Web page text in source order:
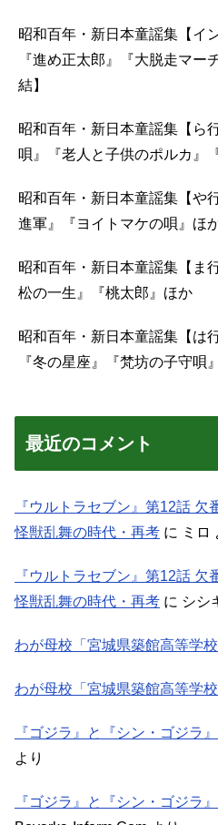
昭和百年・新日本童謡集【イ
『進め正太郎』『大脱走マー
結】
昭和百年・新日本童謡集【ら
唄』『老人と子供のポルカ』
昭和百年・新日本童謡集【や
進軍』『ヨイトマケの唄』ほ
昭和百年・新日本童謡集【ま
松の一生』『桃太郎』ほか
昭和百年・新日本童謡集【は
『冬の星座』『梵坊の子守唄
最近のコメント
『ウルトラセブン』第12話
怪獣乱舞の時代・再考 に ミロ
『ウルトラセブン』第12話
怪獣乱舞の時代・再考 に シシ
わが母校「宮城県築館高等学
わが母校「宮城県築館高等学
『ゴジラ』と『シン・ゴジラ
より
『ゴジラ』と『シン・ゴジラ